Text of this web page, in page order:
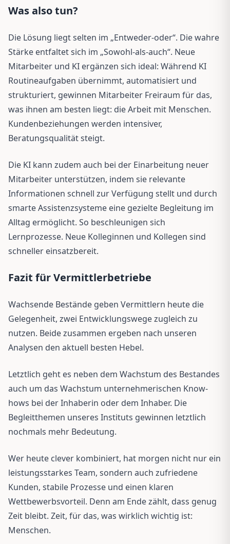
Was also tun?
Die Lösung liegt selten im „Entweder-oder“. Die wahre
Stärke entfaltet sich im „Sowohl-als-auch“. Neue
Mitarbeiter und KI ergänzen sich ideal: Während KI
Routineaufgaben übernimmt, automatisiert und
strukturiert, gewinnen Mitarbeiter Freiraum für das,
was ihnen am besten liegt: die Arbeit mit Menschen.
Kundenbeziehungen werden intensiver,
Beratungsqualität steigt.
Die KI kann zudem auch bei der Einarbeitung neuer
Mitarbeiter unterstützen, indem sie relevante
Informationen schnell zur Verfügung stellt und durch
smarte Assistenzsysteme eine gezielte Begleitung im
Alltag ermöglicht. So beschleunigen sich
Lernprozesse. Neue Kolleginnen und Kollegen sind
schneller einsatzbereit.
Fazit für Vermittlerbetriebe
Wachsende Bestände geben Vermittlern heute die
Gelegenheit, zwei Entwicklungswege zugleich zu
nutzen. Beide zusammen ergeben nach unseren
Analysen den aktuell besten Hebel.
Letztlich geht es neben dem Wachstum des Bestandes
auch um das Wachstum unternehmerischen Know-
hows bei der Inhaberin oder dem Inhaber. Die
Begleitthemen unseres Instituts gewinnen letztlich
nochmals mehr Bedeutung.
Wer heute clever kombiniert, hat morgen nicht nur ein
leistungsstarkes Team, sondern auch zufriedene
Kunden, stabile Prozesse und einen klaren
Wettbewerbsvorteil. Denn am Ende zählt, dass genug
Zeit bleibt. Zeit, für das, was wirklich wichtig ist:
Menschen.